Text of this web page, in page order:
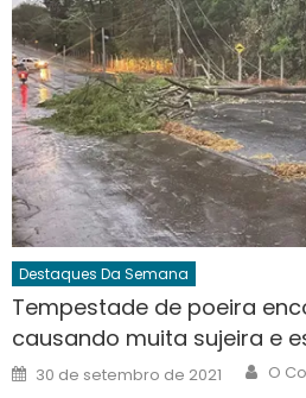
Destaques Da Semana
Tempestade de poeira
causando muita sujeira e
Posted
on
30 de setembro de 2021 O